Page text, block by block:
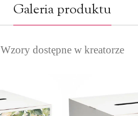
Galeria produktu
Wzory dostępne w kreatorze